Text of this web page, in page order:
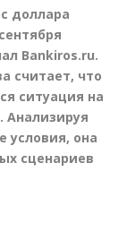
доллара
Bankiros.ru.
считает, что
ситуация на
Анализируя
условия, она
сценариев